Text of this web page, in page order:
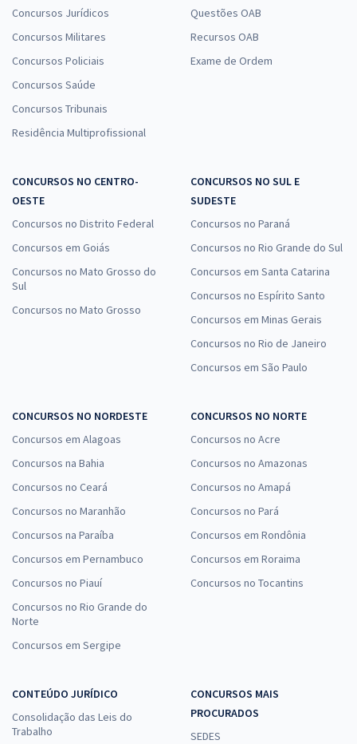
Economize R$ 61,96 (-20%)
Comprar
UFFS - Universidade Federal da Fronteira Sul - Conhecimentos
Específicos para Técnico de Tecnologia da Informação
Economize R$ 65,96 (-20%)
Concursos Jurídicos
Concursos Militares
Concursos Policiais
Concursos Saúde
Concursos Tribunais
Residência Multiprofissional
Questões OAB
Recursos OAB
Exame de Ordem
CONCURSOS NO CENTRO-
OESTE
Concursos no Distrito Federal
Concursos em Goiás
Concursos no Mato Grosso do
Sul
Concursos no Mato Grosso
CONCURSOS NO SUL E
SUDESTE
Concursos no Paraná
Concursos no Rio Grande do Sul
Concursos em Santa Catarina
Concursos no Espírito Santo
Concursos em Minas Gerais
Concursos no Rio de Janeiro
Concursos em São Paulo
CONCURSOS NO NORDESTE
Concursos em Alagoas
Concursos na Bahia
Concursos no Ceará
Concursos no Maranhão
Concursos na Paraíba
Concursos em Pernambuco
Concursos no Piauí
Concursos no Rio Grande do
Norte
Concursos em Sergipe
CONCURSOS NO NORTE
Concursos no Acre
Concursos no Amazonas
Concursos no Amapá
Concursos no Pará
Concursos em Rondônia
Concursos em Roraima
Concursos no Tocantins
CONTEÚDO JURÍDICO
Consolidação das Leis do
Trabalho
CONCURSOS MAIS
PROCURADOS
SEDES